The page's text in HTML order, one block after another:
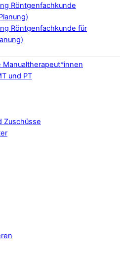
Röntgenfachkunde
Röntgenfachkunde für
Manualtherapeut*innen
und PT
Zuschüsse